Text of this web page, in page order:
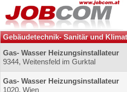
Gebäudetechnik- Sanitär und
Gas- Wasser Heizungsinstallateur
9344, Weitensfeld im Gurktal
Gas- Wasser Heizungsinstallateur
1020, Wien